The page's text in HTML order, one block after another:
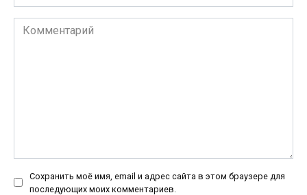
Комментарий
Сохранить моё имя, email и адрес сайта в этом браузере для
последующих моих комментариев.